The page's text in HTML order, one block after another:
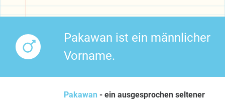
Pakawan ist ein männlicher
Vorname.
Pakawan - ein ausgesprochen seltener